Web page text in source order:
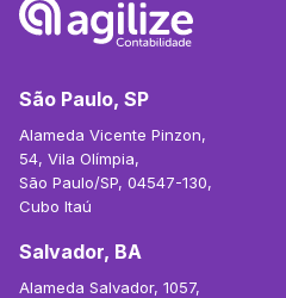
São Paulo, SP
Alameda Vicente Pinzon,
54, Vila Olímpia,
São Paulo/SP, 04547-130,
Cubo Itaú
Salvador, BA
Alameda Salvador, 1057,